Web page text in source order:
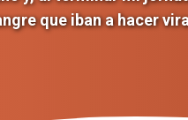
que iban a hacer